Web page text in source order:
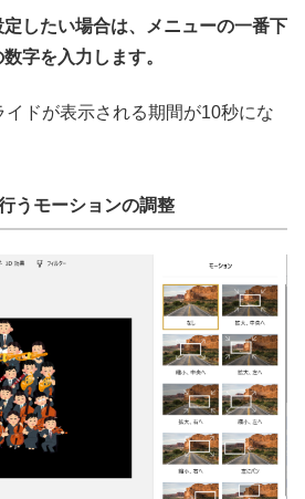
したい場合は、メニューの一番下
字を入力します。
ドが表示される期間が10秒にな
うモーションの調整